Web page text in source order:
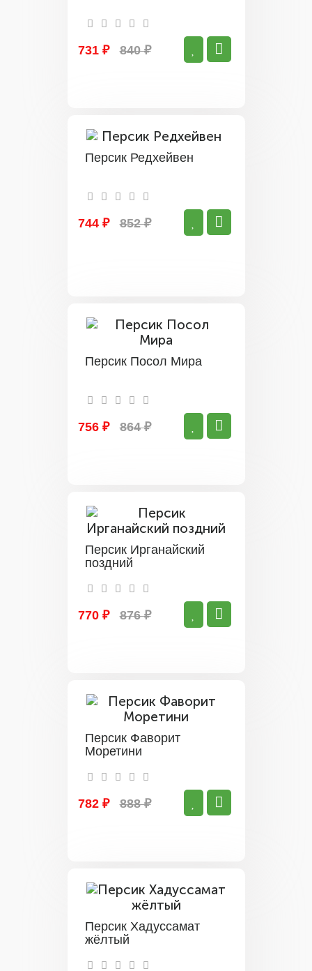
731 ₽ 840 ₽
Персик Редхейвен
744 ₽ 852 ₽
Персик Посол Мира
756 ₽ 864 ₽
Персик Ирганайский
поздний
770 ₽ 876 ₽
Персик Фаворит
Моретини
782 ₽ 888 ₽
Персик Хадуссамат
жёлтый